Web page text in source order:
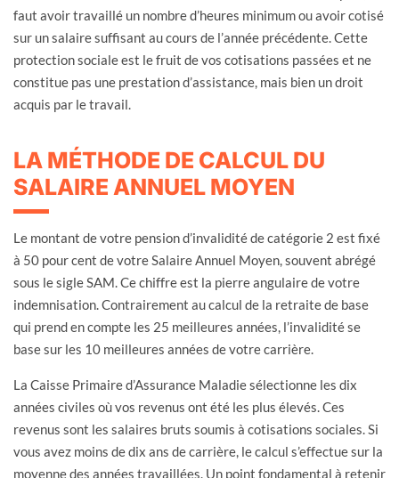
faut avoir travaillé un nombre d’heures minimum ou avoir cotisé
sur un salaire suffisant au cours de l’année précédente. Cette
protection sociale est le fruit de vos cotisations passées et ne
constitue pas une prestation d’assistance, mais bien un droit
acquis par le travail.
LA MÉTHODE DE CALCUL DU
SALAIRE ANNUEL MOYEN
Le montant de votre pension d’invalidité de catégorie 2 est fixé
à 50 pour cent de votre Salaire Annuel Moyen, souvent abrégé
sous le sigle SAM. Ce chiffre est la pierre angulaire de votre
indemnisation. Contrairement au calcul de la retraite de base
qui prend en compte les 25 meilleures années, l’invalidité se
base sur les 10 meilleures années de votre carrière.
La Caisse Primaire d’Assurance Maladie sélectionne les dix
années civiles où vos revenus ont été les plus élevés. Ces
revenus sont les salaires bruts soumis à cotisations sociales. Si
vous avez moins de dix ans de carrière, le calcul s’effectue sur la
moyenne des années travaillées. Un point fondamental à retenir